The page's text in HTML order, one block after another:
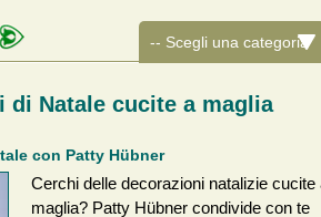
di Natale cucite a maglia
con Patty Hübner
Cerchi delle decorazioni natalizie cucite
maglia? Patty Hübner condivide con te